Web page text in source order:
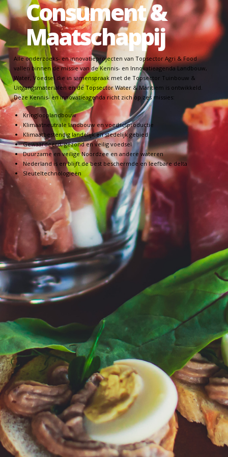
Consument &
Maatschappij
Alle onderzoeks- en innovatieprojecten van Topsector Agri & Food
vallen binnen de missie van de Kennis- en Innovatieagenda Landbouw,
Water, Voedsel die in samenspraak met de Topsector Tuinbouw &
Uitgangsmaterialen en de Topsector Water & Maritiem is ontwikkeld.
Deze Kennis- en Innovatieagenda richt zich op zes missies:
Kringlooplandbouw
Klimaatneutrale landbouw en voedselproductie
Klimaatbestendig landelijk en stedelijk gebied
Gewaardeerd, gezond en veilig voedsel
Duurzame en veilige Noordzee en andere wateren
Nederland is en blijft de best beschermde en leefbare delta
Sleuteltechnologieën